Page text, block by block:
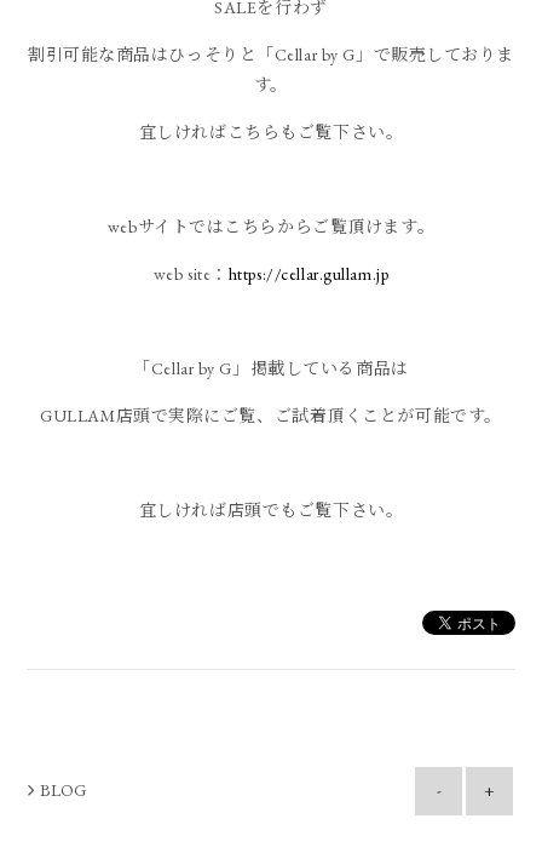
SALEを行わず
割引可能な商品はひっそりと「Cellar by G」で販売しておりま
す。
宜しければこちらもご覧下さい。
webサイトではこちらからご覧頂けます。
web site： https://cellar.gullam.jp
「Cellar by G」掲載している商品は
GULLAM店頭で実際にご覧、ご試着頂くことが可能です。
宜しければ店頭でもご覧下さい。
BLOG - +